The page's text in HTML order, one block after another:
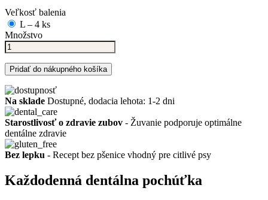
Veľkosť balenia
L – 4 ks
Množstvo
Pridať do nákupného košíka
Na sklade Dostupné, dodacia lehota: 1-2 dni
Starostlivosť o zdravie zubov - Žuvanie podporuje optimálne
dentálne zdravie
Bez lepku - Recept bez pšenice vhodný pre citlivé psy
Každodenná dentálna pochúťka